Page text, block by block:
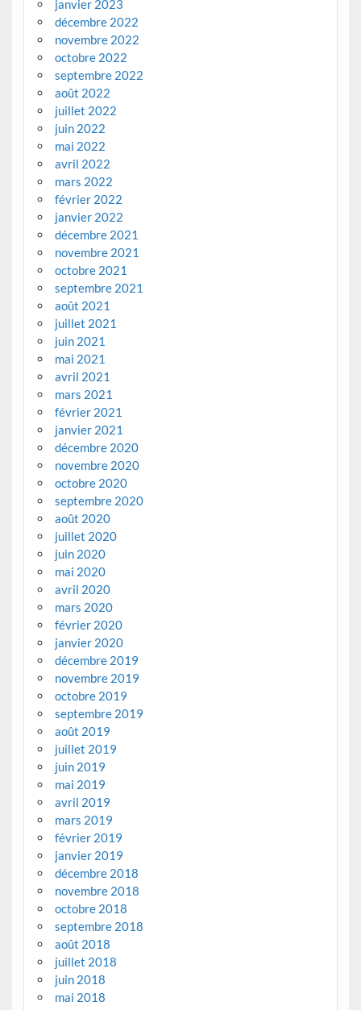
janvier 2023
décembre 2022
novembre 2022
octobre 2022
septembre 2022
août 2022
juillet 2022
juin 2022
mai 2022
avril 2022
mars 2022
février 2022
janvier 2022
décembre 2021
novembre 2021
octobre 2021
septembre 2021
août 2021
juillet 2021
juin 2021
mai 2021
avril 2021
mars 2021
février 2021
janvier 2021
décembre 2020
novembre 2020
octobre 2020
septembre 2020
août 2020
juillet 2020
juin 2020
mai 2020
avril 2020
mars 2020
février 2020
janvier 2020
décembre 2019
novembre 2019
octobre 2019
septembre 2019
août 2019
juillet 2019
juin 2019
mai 2019
avril 2019
mars 2019
février 2019
janvier 2019
décembre 2018
novembre 2018
octobre 2018
septembre 2018
août 2018
juillet 2018
juin 2018
mai 2018